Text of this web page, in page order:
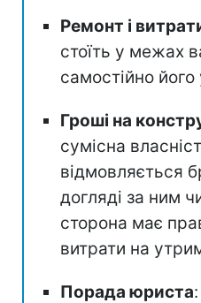
Ремонт і
стоїть у межах
самостійно
Гроші на
сумісна
відмовляється
догляді за ним
сторона має
витрати на
Порада юриста